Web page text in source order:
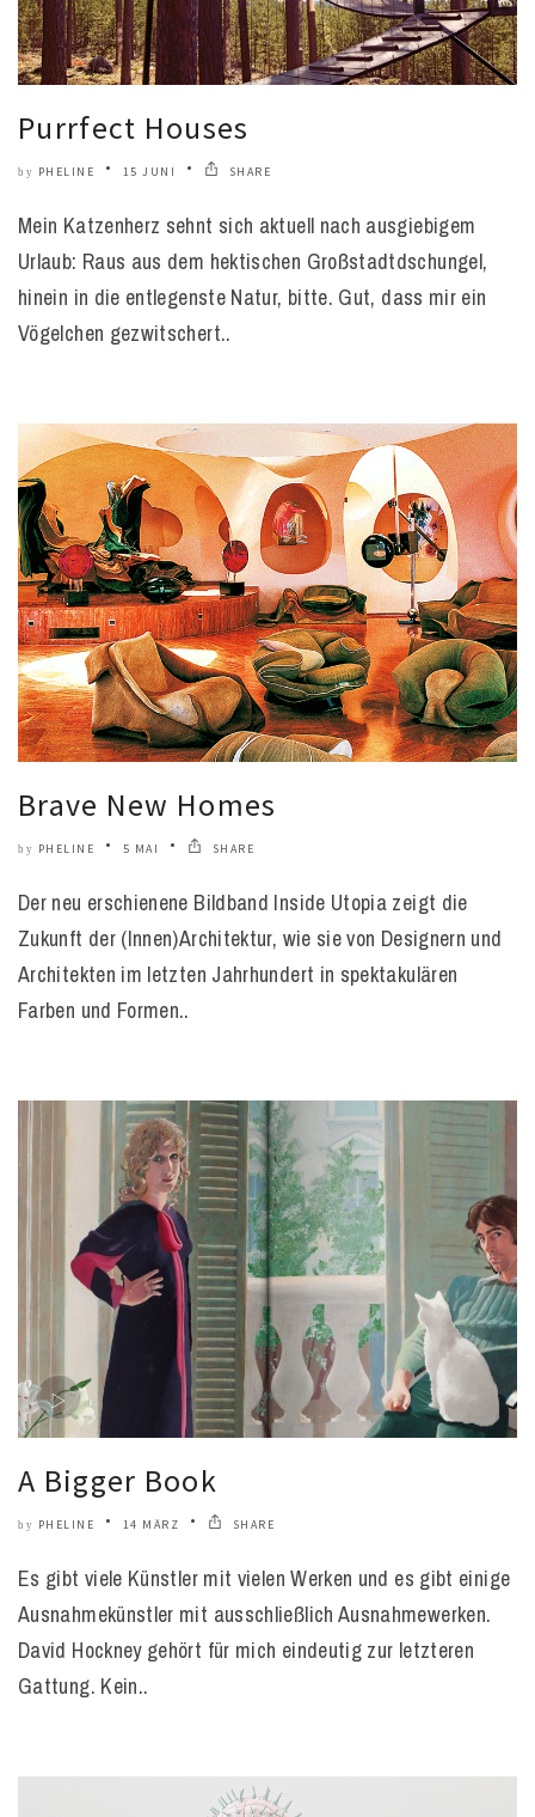
Purrfect Houses
by PHELINE 15 JUNI SHARE
Mein Katzenherz sehnt sich aktuell nach ausgiebigem
Urlaub: Raus aus dem hektischen Großstadtdschungel,
hinein in die entlegenste Natur, bitte. Gut, dass mir ein
Vögelchen gezwitschert..
Brave New Homes
by PHELINE 5 MAI SHARE
Der neu erschienene Bildband Inside Utopia zeigt die
Zukunft der (Innen)Architektur, wie sie von Designern und
Architekten im letzten Jahrhundert in spektakulären
Farben und Formen..
A Bigger Book
by PHELINE 14 MÄRZ SHARE
Es gibt viele Künstler mit vielen Werken und es gibt einige
Ausnahmekünstler mit ausschließlich Ausnahmewerken.
David Hockney gehört für mich eindeutig zur letzteren
Gattung. Kein..